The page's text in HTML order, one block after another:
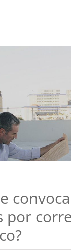
por